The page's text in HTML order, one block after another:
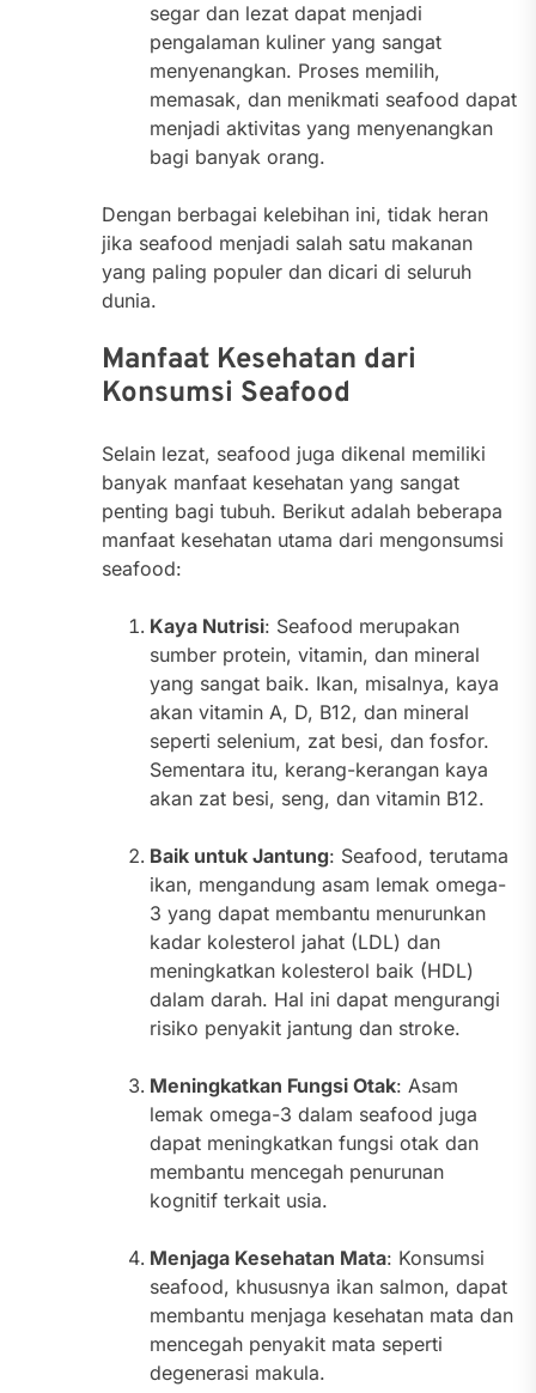
segar dan lezat dapat menjadi
pengalaman kuliner yang sangat
menyenangkan. Proses memilih,
memasak, dan menikmati seafood dapat
menjadi aktivitas yang menyenangkan
bagi banyak orang.
Dengan berbagai kelebihan ini, tidak heran
jika seafood menjadi salah satu makanan
yang paling populer dan dicari di seluruh
dunia.
Manfaat Kesehatan dari
Konsumsi Seafood
Selain lezat, seafood juga dikenal memiliki
banyak manfaat kesehatan yang sangat
penting bagi tubuh. Berikut adalah beberapa
manfaat kesehatan utama dari mengonsumsi
seafood:
Kaya Nutrisi: Seafood merupakan
sumber protein, vitamin, dan mineral
yang sangat baik. Ikan, misalnya, kaya
akan vitamin A, D, B12, dan mineral
seperti selenium, zat besi, dan fosfor.
Sementara itu, kerang-kerangan kaya
akan zat besi, seng, dan vitamin B12.
Baik untuk Jantung: Seafood, terutama
ikan, mengandung asam lemak omega-
3 yang dapat membantu menurunkan
kadar kolesterol jahat (LDL) dan
meningkatkan kolesterol baik (HDL)
dalam darah. Hal ini dapat mengurangi
risiko penyakit jantung dan stroke.
Meningkatkan Fungsi Otak: Asam
lemak omega-3 dalam seafood juga
dapat meningkatkan fungsi otak dan
membantu mencegah penurunan
kognitif terkait usia.
Menjaga Kesehatan Mata: Konsumsi
seafood, khususnya ikan salmon, dapat
membantu menjaga kesehatan mata dan
mencegah penyakit mata seperti
degenerasi makula.